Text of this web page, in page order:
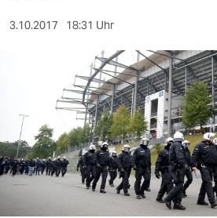
kultur
nord
wahrheit
3.10.2017 18:31 Uhr